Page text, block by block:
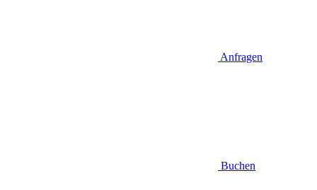
Anfragen
Buchen